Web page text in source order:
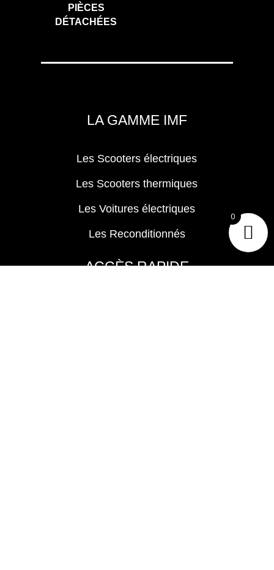
PIÈCES
DÉTACHÉES
LA GAMME IMF
Les Scooters électriques
Les Scooters thermiques
Les Voitures électriques
Les Reconditionnés
ACCÈS RAPIDE
0